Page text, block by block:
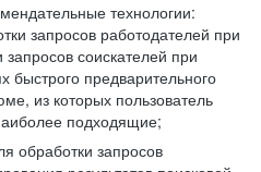
технологии:
запросов работодателей при
соискателей при
быстрого предварительного
из которых пользователь
подходящие;
обработки запросов